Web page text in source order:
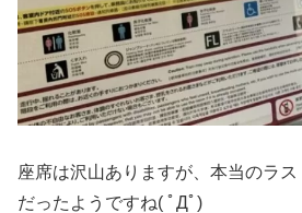
座席は沢山ありますが、本当のラ
だったようですね( ﾟДﾟ)